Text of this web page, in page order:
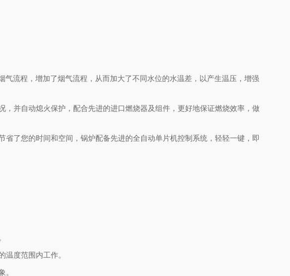
流程，增加了烟气流程，从而加大了不同水位的水温差，以产生温压，增强
并自动熄火保护，配合先进的进口燃烧器及组件，更好地保证燃烧效率，做
了您的时间和空间，锅炉配备先进的全自动单片机控制系统，轻轻一键，即
度范围内工作。
。